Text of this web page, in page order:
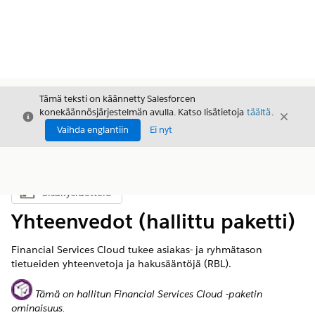
Sulje
Tämä teksti on käännetty Salesforcen
konekäännösjärjestelmän avulla. Katso lisätietoja täältä.
Vaihda englantiin
Ei nyt
Sulje
Näytä sisällysluettelo
Sisällysluettelo
Yhteenvedot (hallittu paketti)
Financial Services Cloud tukee asiakas- ja ryhmätason
tietueiden yhteenvetoja ja hakusääntöjä (RBL).
Tämä on hallitun Financial Services Cloud -paketin
ominaisuus.